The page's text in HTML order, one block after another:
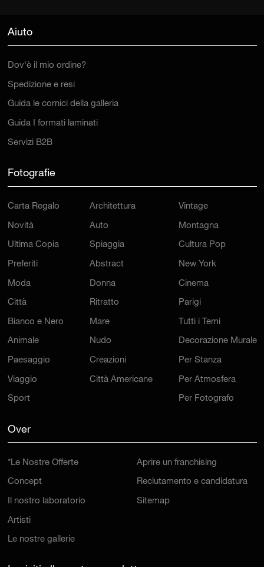
Aiuto
Dov'è il mio ordine?
Spedizione e resi
Guida le cornici della galleria
Guida I formati laminati
Servizi B2B
Fotografie
Carta Regalo
Novità
Ultima Copia
Preferiti
Moda
Città
Bianco e Nero
Animale
Paesaggio
Viaggio
Sport
Architettura
Auto
Spiaggia
Abstract
Donna
Ritratto
Mare
Nudo
Creazioni
Città Americane
Vintage
Montagna
Cultura Pop
New York
Cinema
Parigi
Tutti i Temi
Decorazione Murale
Per Stanza
Per Atmosfera
Per Fotografo
Over
*Le Nostre Offerte
Concept
Il nostro laboratorio
Artisti
Le nostre gallerie
Aprire un franchising
Reclutamento e candidatura
Sitemap